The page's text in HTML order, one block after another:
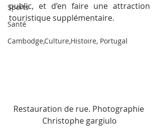
Sports
Santé
Cambodge,Culture,Histoire, Portugal
public, et d’en faire une attraction
touristique supplémentaire.
Restauration de rue. Photographie
Christophe gargiulo